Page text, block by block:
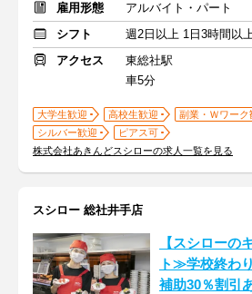
雇用形態
アルバイト・パート
シフト
週2日以上 1日3時間以
アクセス
東総社駅
車5分
大学生歓迎 高校生歓迎
副業・Ｗワーク
シルバー歓迎
ピアス可
株式会社あきんどスシローの求人一覧を見る
スシロー 総社井手店
【スシローの
ト≫学校終わ
補助30％割引